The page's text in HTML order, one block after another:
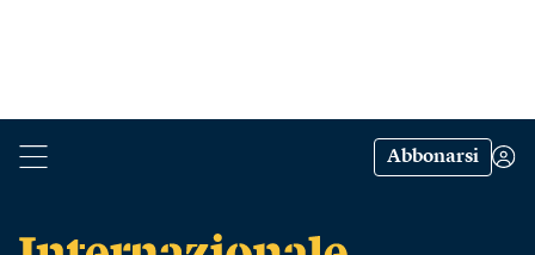
Abbonarsi